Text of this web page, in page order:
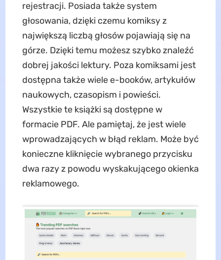
rejestracji. Posiada także system
głosowania, dzięki czemu komiksy z
największą liczbą głosów pojawiają się na
górze. Dzięki temu możesz szybko znaleźć
dobrej jakości lektury. Poza komiksami jest
dostępna także wiele e-booków, artykułów
naukowych, czasopism i powieści.
Wszystkie te książki są dostępne w
formacie PDF. Ale pamiętaj, że jest wiele
wprowadzających w błąd reklam. Może być
konieczne kliknięcie wybranego przycisku
dwa razy z powodu wyskakującego okienka
reklamowego.